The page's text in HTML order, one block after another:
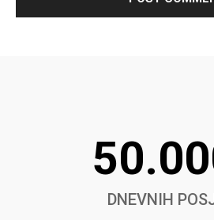
DNEVNIH